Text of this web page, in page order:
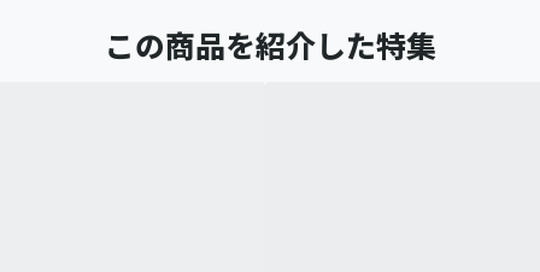
この商品を紹介した特集